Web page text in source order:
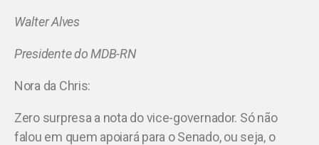
Walter Alves
Presidente do MDB-RN
Nora da Chris:
Zero surpresa a nota do vice-governador. Só não
falou em quem apoiará para o Senado, ou seja, o